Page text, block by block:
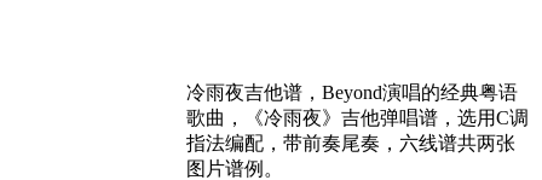
冷雨夜吉他谱，Beyond演唱的经典粤语
歌曲，《冷雨夜》吉他弹唱谱，选用C调
指法编配，带前奏尾奏，六线谱共两张
图片谱例。